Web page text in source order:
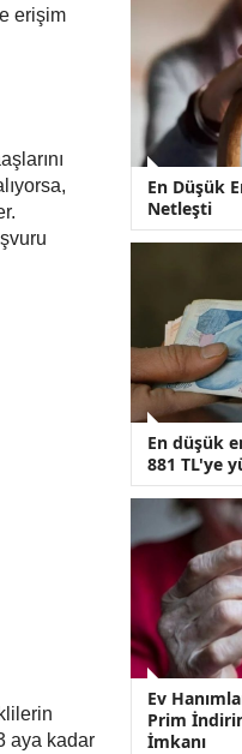
erişim
aya kadar
En Düşük
Netleşti
En düşük
881 TL'ye
Ev
Prim
İmkanı